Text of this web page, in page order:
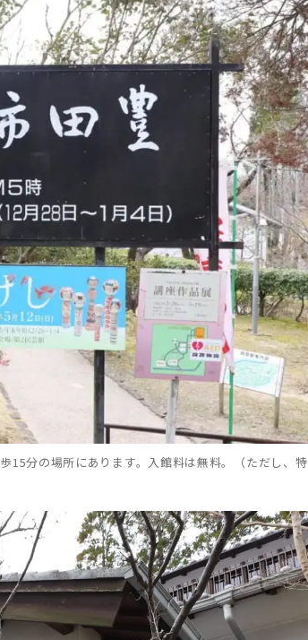
15分の場所にあります。入館料は無料。（ただし、特